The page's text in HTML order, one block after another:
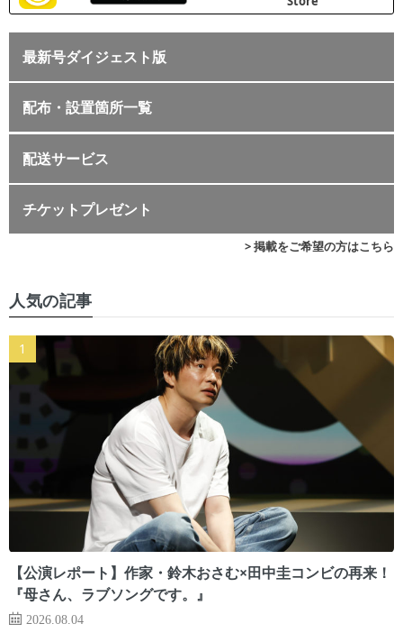
最新号ダイジェスト版
配布・設置箇所一覧
配送サービス
チケットプレゼント
> 掲載をご希望の方はこちら
人気の記事
【公演レポート】作家・鈴木おさむ×田中圭コンビの再来！
『母さん、ラブソングです。』
2026.08.04